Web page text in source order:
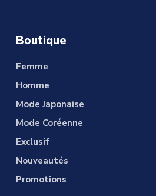
Boutique
Femme
Homme
Mode Japonaise
Mode Coréenne
Exclusif
Nouveautés
Promotions